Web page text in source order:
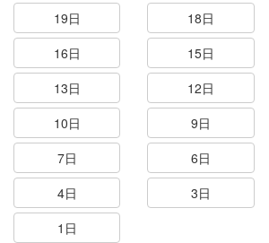
19日
18日
16日
15日
13日
12日
10日
9日
7日
6日
4日
3日
1日